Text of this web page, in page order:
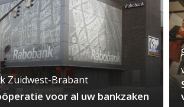
Zuidwest-Brabant
voor al uw bankzaken